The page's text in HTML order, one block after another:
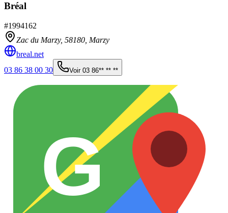
Bréal
#1994162
Zac du Marzy, 58180 Marzy
breal.net
03 86 38 00 30
Voir 03 86** ** **
G